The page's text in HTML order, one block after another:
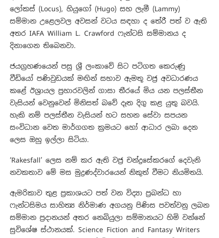
ලෝකස් (Locus), හියුගෝ (Hugo) සහ ලැමී (Lammy)
ස‌ම්මාන උළෙලවල අවසන් වටය සඳහා ද තේරී පත් ව ඇති
අතර IAFA William L. Crawford ෆැන්ටසි සම්මානය ද
දිනාගෙන තිබෙනවා.
ජයග්‍රහණයෙන් පසු ශ්‍රී ලංකාවේ සිට පටිගත කෙරුණු
වීඩියෝ පණිවුඩයක් මඟින් සභාව ඇමතූ වජ්‍ර අවධාරණය
කළේ ඊශ්‍රායල ප්‍රහාරවලින් ගාසා තීරයේ මිය යන පලස්තීන
වැසියන් වෙනුවෙන් මිනිසත් බවේ දෑත දිගු කළ යුතු බවයි.
හැකි නම් පලස්තීන වැසියන් හට සහන සේවා සපයන
සංවිධාන වෙත මාර්ගගත ක්‍රමයට හෝ ආධාර ලබා දෙන
ලෙස ඔහු ඉල්ලා සිටියා.
‘Rakesfall’ ලෙස නම් කර ඇති වජ්‍ර චන්ද්‍රසේකරගේ දෙවැනි
නවකතාව මේ මස මුද්‍රණද්වාරයෙන් නිකුත් වීමට නියමිතයි.
ඇමරිකාව තුළ ප්‍රකාශයට පත් වන විද්‍යා ප්‍රබන්ධ හා
ෆැන්ටසිමය සාහිත්‍ය නිර්මාණ අගයනු පිණිස පවත්වනු ලබන
සම්මාන ප්‍රදානයන් අතර නෙබියුලා සම්මානයට හිමි වන්නේ
සුවිශේෂ ස්ථානයක්. Science Fiction and Fantasy Writers